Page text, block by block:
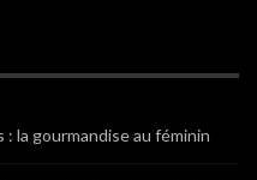
: la gourmandise au féminin